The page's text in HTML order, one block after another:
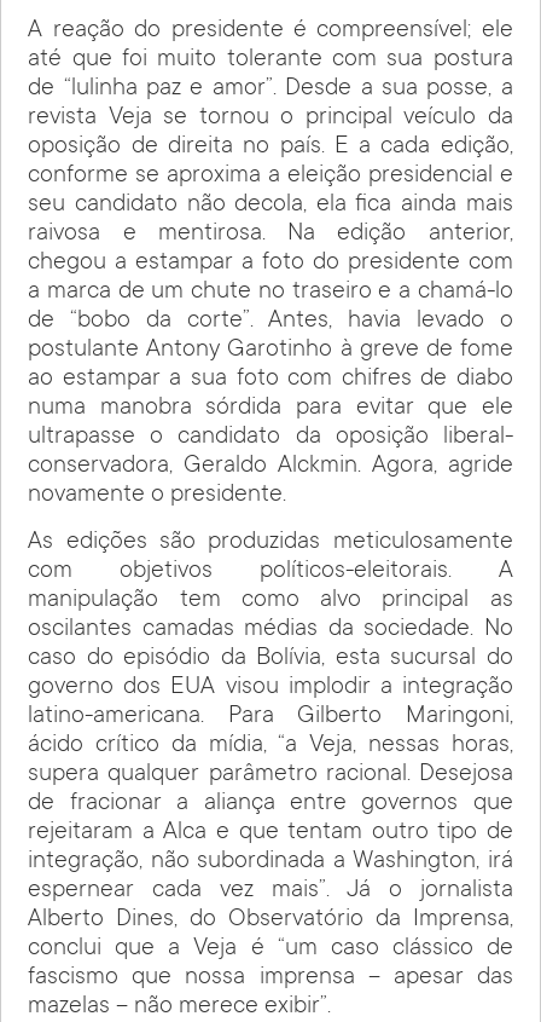
A reação do presidente é compreensível; ele
até que foi muito tolerante com sua postura
de “lulinha paz e amor”. Desde a sua posse, a
revista Veja se tornou o principal veículo da
oposição de direita no país. E a cada edição,
conforme se aproxima a eleição presidencial e
seu candidato não decola, ela fica ainda mais
raivosa e mentirosa. Na edição anterior,
chegou a estampar a foto do presidente com
a marca de um chute no traseiro e a chamá-lo
de “bobo da corte”. Antes, havia levado o
postulante Antony Garotinho à greve de fome
ao estampar a sua foto com chifres de diabo
numa manobra sórdida para evitar que ele
ultrapasse o candidato da oposição liberal-
conservadora, Geraldo Alckmin. Agora, agride
novamente o presidente.
As edições são produzidas meticulosamente
com objetivos políticos-eleitorais. A
manipulação tem como alvo principal as
oscilantes camadas médias da sociedade. No
caso do episódio da Bolívia, esta sucursal do
governo dos EUA visou implodir a integração
latino-americana. Para Gilberto Maringoni,
ácido crítico da mídia, “a Veja, nessas horas,
supera qualquer parâmetro racional. Desejosa
de fracionar a aliança entre governos que
rejeitaram a Alca e que tentam outro tipo de
integração, não subordinada a Washington, irá
espernear cada vez mais”. Já o jornalista
Alberto Dines, do Observatório da Imprensa,
conclui que a Veja é “um caso clássico de
fascismo que nossa imprensa – apesar das
mazelas – não merece exibir”.